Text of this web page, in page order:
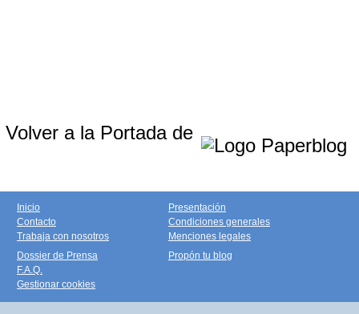
Volver a la Portada de
Inicio
Contacto
Trabaja con nosotros
Presentación
Condiciones generales
Menciones legales
Dossier de Prensa
F.A.Q.
Gestionar cookies
Propón tu blog